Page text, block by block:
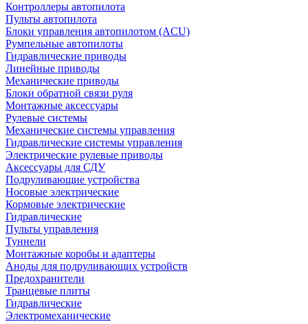
Контроллеры автопилота
Пульты автопилота
Блоки управления автопилотом (ACU)
Румпельные автопилоты
Гидравлические приводы
Линейные приводы
Механические приводы
Блоки обратной связи руля
Монтажные аксессуары
Рулевые системы
Механические системы управления
Гидравлические системы управления
Электрические рулевые приводы
Аксессуары для СДУ
Подруливающие устройства
Носовые электрические
Кормовые электрические
Гидравлические
Пульты управления
Туннели
Монтажные коробы и адаптеры
Аноды для подруливающих устройств
Предохранители
Транцевые плиты
Гидравлические
Электромеханические